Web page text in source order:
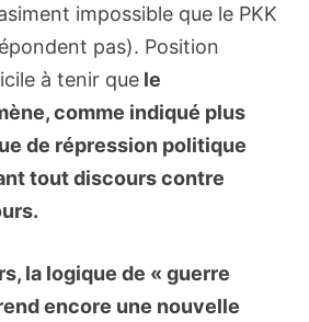
impossible que le PKK
pas). Position
à tenir quele
comme indiqué plus
de répression politique
tout discours contre
la logique de « guerre
encore une nouvelle